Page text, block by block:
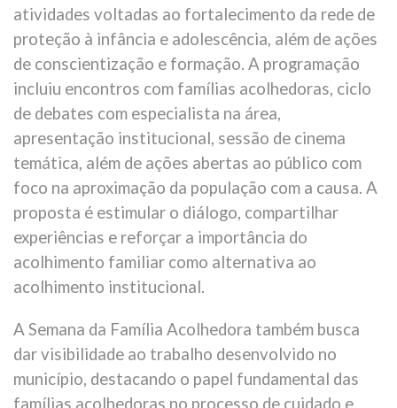
atividades voltadas ao fortalecimento da rede de
proteção à infância e adolescência, além de ações
de conscientização e formação. A programação
incluiu encontros com famílias acolhedoras, ciclo
de debates com especialista na área,
apresentação institucional, sessão de cinema
temática, além de ações abertas ao público com
foco na aproximação da população com a causa. A
proposta é estimular o diálogo, compartilhar
experiências e reforçar a importância do
acolhimento familiar como alternativa ao
acolhimento institucional.
A Semana da Família Acolhedora também busca
dar visibilidade ao trabalho desenvolvido no
município, destacando o papel fundamental das
famílias acolhedoras no processo de cuidado e